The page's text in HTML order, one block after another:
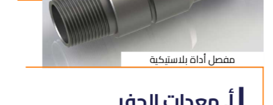
مفصل أداة بلاستيكية